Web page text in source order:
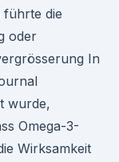
führte die
oder
In
wurde,
Omega-3-
Wirksamkeit